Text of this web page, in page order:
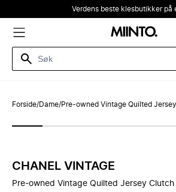
Verdens beste klesbutikker på
Forside/Dame/Pre-owned Vintage Quilted
CHANEL VINTAGE
Pre-owned Vintage Quilted Jersey Clutch